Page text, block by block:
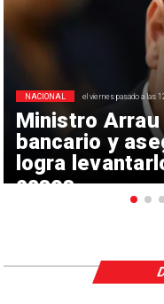
Ministro
bancario y
logra
casos
NACIONAL el viernes pasado a las